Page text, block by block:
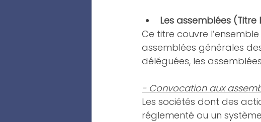
Les assemblées (Titre
Ce titre couvre
assemblées générales
déléguées, les
- Convocation aux
Les sociétés dont des
réglementé ou un